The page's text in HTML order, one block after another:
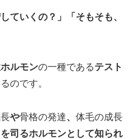
ていくの？」「そもそも、
ルモンの一種であるテスト
のです。
や骨格の発達、 体毛の成長
司るホルモンとして知られ